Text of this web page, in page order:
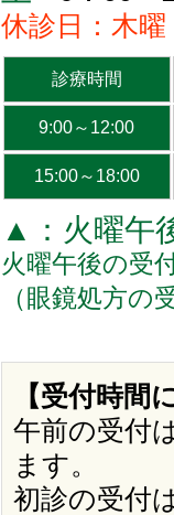
休診日：木
診療時間
9:00～12:00
15:00～18:00
▲：火曜午
火曜午後の受
（眼鏡処方の
【受付時間
午前の受付
ます。
初診の受付